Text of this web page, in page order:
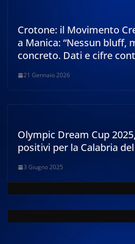
Crotone: il Movimento
a Manica: “Nessun bluff,
concreto. Dati e cifre
21 Gennaio 2026
Olympic Dream Cup
positivi per la Calabria
3 Giugno 2025